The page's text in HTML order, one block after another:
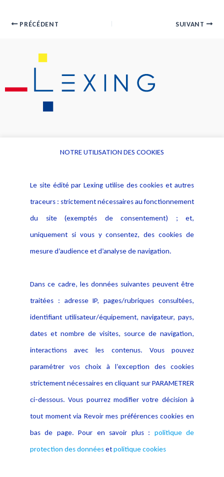
PRÉCÉDENT SUIVANT
Alerte professionnelle
Déclaration d'accessibilité
Notice Légale
Politique de protection des
données
Publications
NOTRE UTILISATION DES COOKIES
Le site édité par Lexing utilise des cookies et autres
traceurs : strictement nécessaires au fonctionnement
du site (exemptés de consentement) ; et,
uniquement si vous y consentez, des cookies de
mesure d’audience et d’analyse de navigation.
Dans ce cadre, les données suivantes peuvent être
traitées : adresse IP, pages/rubriques consultées,
identifiant utilisateur/équipement, navigateur, pays,
dates et nombre de visites, source de navigation,
interactions avec les contenus. Vous pouvez
paramétrer vos choix à l’exception des cookies
strictement nécessaires en cliquant sur PARAMETRER
ci-dessous. Vous pourrez modifier votre décision à
tout moment via Revoir mes préférences cookies en
bas de page. Pour en savoir plus : politique de
protection des donnéesetpolitique cookies